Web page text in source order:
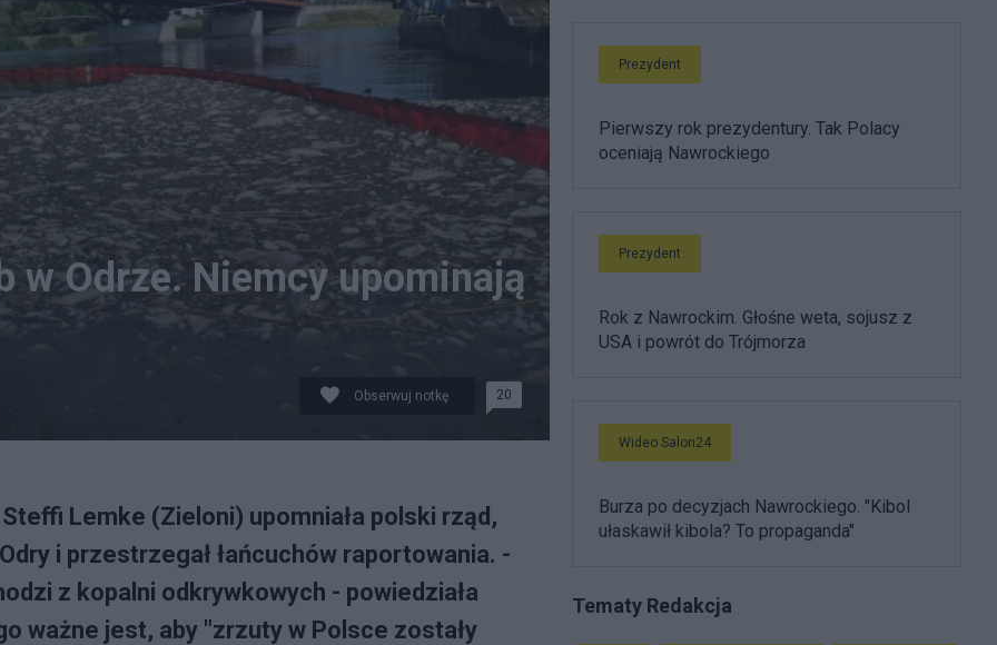
w Odrze. Niemcy upominają
Obserwuj notkę 20
Lemke (Zieloni) upomniała polski rząd,
i przestrzegał łańcuchów raportowania. -
z kopalni odkrywkowych - powiedziała
ważne jest, aby "zrzuty w Polsce zostały
Prezydent
Pierwszy rok prezydentury. Tak Polacy
oceniają Nawrockiego
Prezydent
Rok z Nawrockim. Głośne weta, sojusz z
USA i powrót do Trójmorza
Wideo Salon24
Burza po decyzjach Nawrockiego. "Kibol
ułaskawił kibola? To propaganda"
Tematy Redakcja